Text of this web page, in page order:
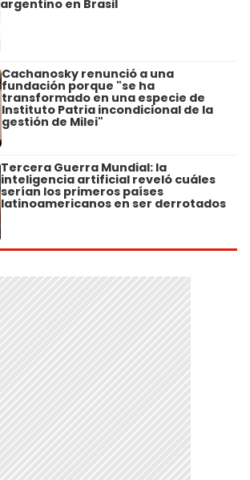
argentino en Brasil
Cachanosky renunció a una
fundación porque "se ha
transformado en una especie de
Instituto Patria incondicional de la
gestión de Milei"
Tercera Guerra Mundial: la
inteligencia artificial reveló cuáles
serían los primeros países
latinoamericanos en ser derrotados